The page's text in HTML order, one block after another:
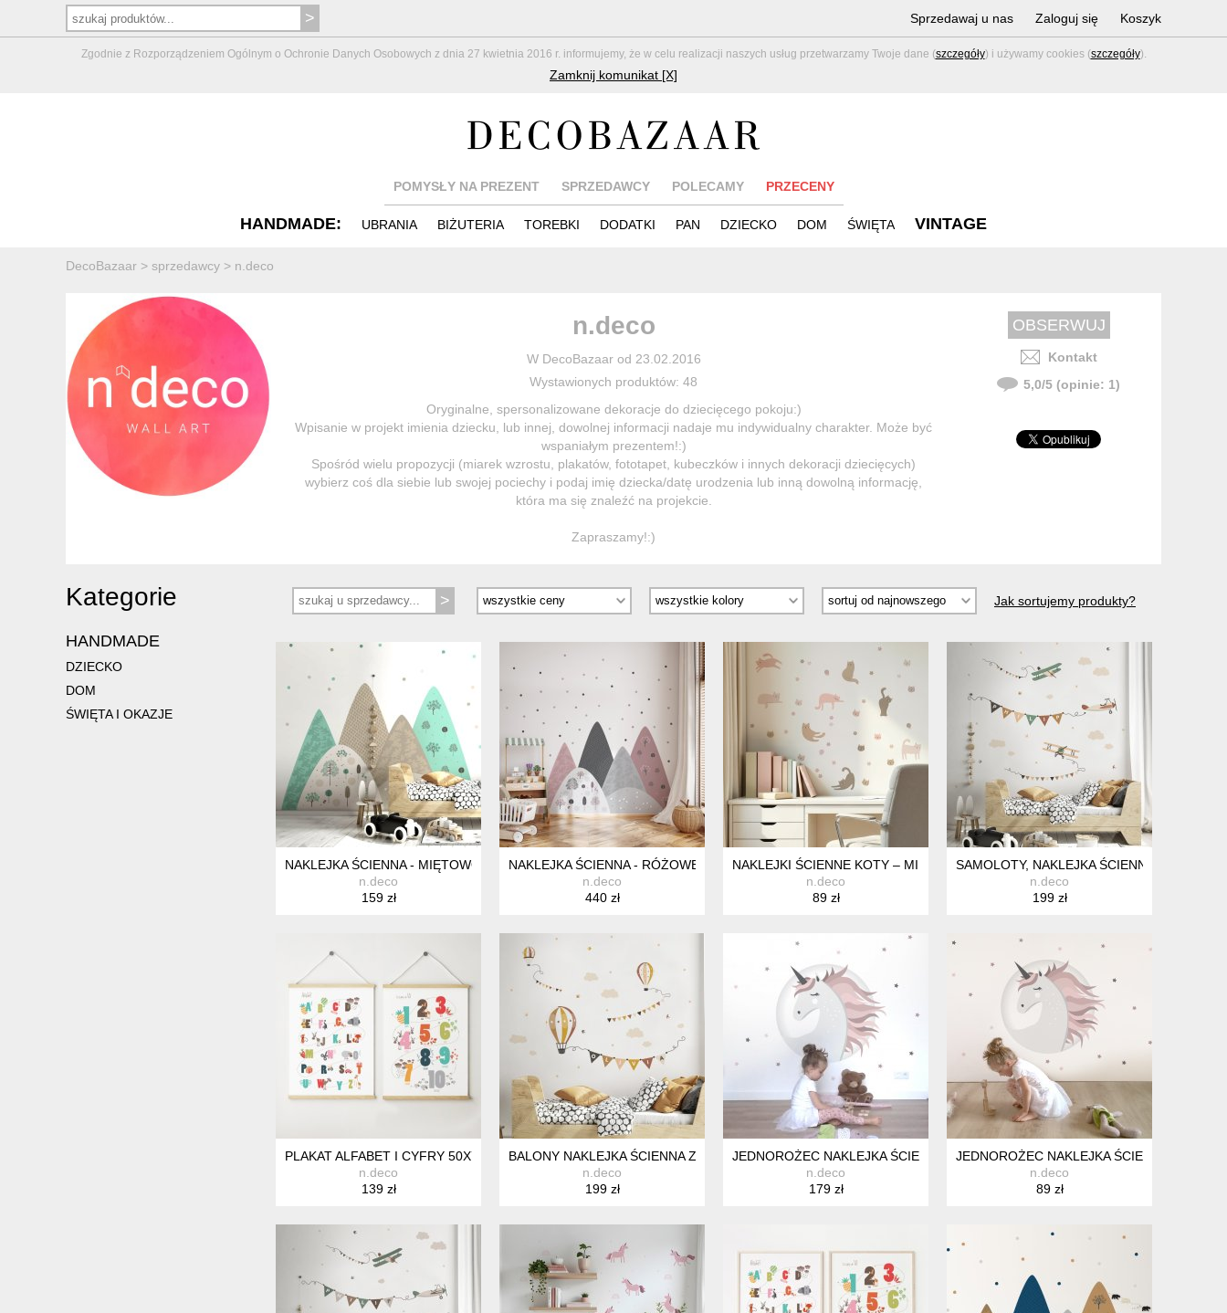
Zgodnie z Rozporządzeniem Ogólnym o Ochronie Danych Osobowych z dnia 27 kwietnia 2016 r. informujemy, że w celu realizacji naszych usług przetwarzamy Twoje dane (szczegóły) i używamy cookies (szczegóły).
Zamknij komunikat [X]
Sprzedawaj u nas Zaloguj się Koszyk
POMYSŁY NA PREZENT SPRZEDAWCY POLECAMY PRZECENY
HANDMADE: UBRANIA BIŻUTERIA TOREBKI DODATKI PAN DZIECKO DOM ŚWIĘTA VINTAGE
DecoBazaar > sprzedawcy > n.deco
Kontakt
5,0/5 (opinie: 1)
n.deco
W DecoBazaar od 23.02.2016
Wystawionych produktów: 48
Oryginalne, spersonalizowane dekoracje do dziecięcego pokoju:)
Wpisanie w projekt imienia dziecku, lub innej, dowolnej informacji nadaje mu indywidualny charakter. Może być
wspaniałym prezentem!:)
Spośród wielu propozycji (miarek wzrostu, plakatów, fototapet, kubeczków i innych dekoracji dziecięcych)
wybierz coś dla siebie lub swojej pociechy i podaj imię dziecka/datę urodzenia lub inną dowolną informację,
która ma się znaleźć na projekcie.
Zapraszamy!:)
Kategorie
HANDMADE
DZIECKO
DOM
ŚWIĘTA I OKAZJE
Jak sortujemy produkty?
NAKLEJKA ŚCIENNA - MIĘTOWO / ZIELONO I BEŻOWE GÓRY I KROPKI
n.deco
159 zł
NAKLEJKA ŚCIENNA - RÓŻOWE/SZARE GÓRY I KROPKI - 140X210CM
n.deco
440 zł
NAKLEJKI ŚCIENNE KOTY – MINIMALISTYCZNE RÓŻOWO BEŻOWE NAKLEJKI
n.deco
89 zł
SAMOLOTY, NAKLEJKA ŚCIENNA Z
n.deco
199 zł
PLAKAT ALFABET I CYFRY 50X70CM ZESTAW PLAKAT DLA DZIECI, PLAKAT EDUKACYJNY DO POKOJU DZIECKA, DEKORACJA ŚCIENNA, ALFABET
n.deco
139 zł
BALONY NAKLEJKA ŚCIENNA Z IMIENIEM, NATURALNE KOLORY DO POKOJU DZIECKA, ZIELEŃ BEŻ BRĄZ, BALONY
n.deco
199 zł
JEDNOROŻEC NAKLEJKA ŚCIENNA - M - DEKORACJA POKÓJ DZIECKA
n.deco
179 zł
JEDNOROŻEC NAKLEJKA ŚCIENNA - S -
n.deco
89 zł